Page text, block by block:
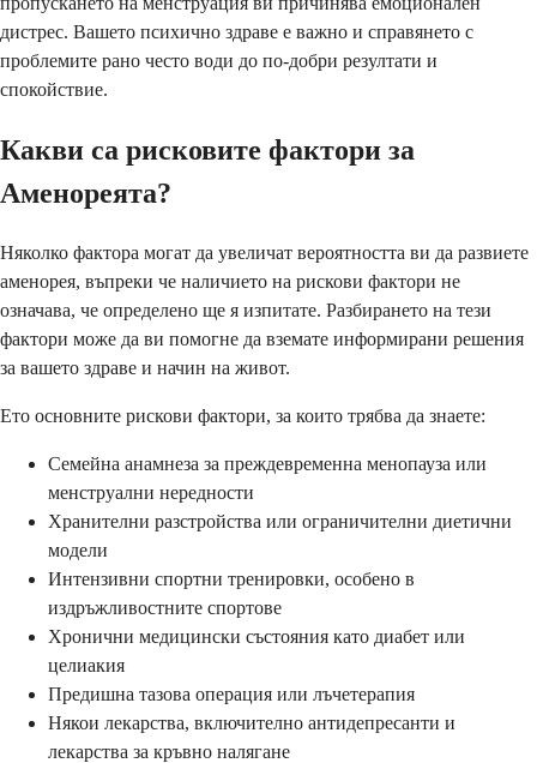
дистрес. Вашето психично здраве е важно и справянето с
проблемите рано често води до по-добри резултати и
спокойствие.
Какви са рисковите фактори за
Аменореята?
Няколко фактора могат да увеличат вероятността ви да развиете
аменорея, въпреки че наличието на рискови фактори не
означава, че определено ще я изпитате. Разбирането на тези
фактори може да ви помогне да вземате информирани решения
за вашето здраве и начин на живот.
Ето основните рискови фактори, за които трябва да знаете:
Семейна анамнеза за преждевременна менопауза или
менструални нередности
Хранителни разстройства или ограничителни диетични
модели
Интензивни спортни тренировки, особено в
издръжливостните спортове
Хронични медицински състояния като диабет или
целиакия
Предишна тазова операция или лъчетерапия
Някои лекарства, включително антидепресанти и
лекарства за кръвно налягане